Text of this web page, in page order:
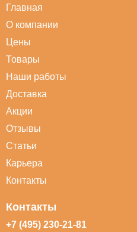
Главная
О компании
Цены
Товары
Наши работы
Доставка
Акции
Отзывы
Статьи
Карьера
Контакты
Контакты
+7 (495) 230-21-81